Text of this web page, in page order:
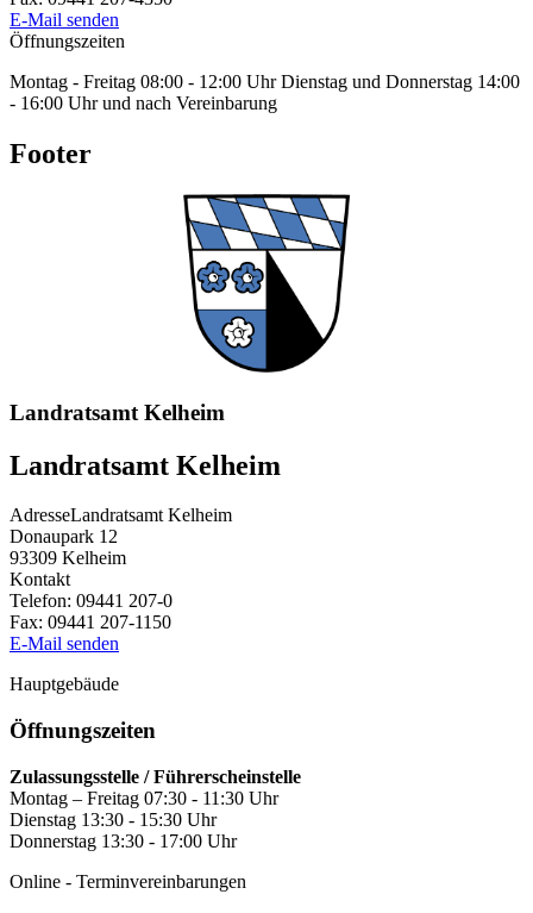
E-Mail senden
Öffnungszeiten
Montag - Freitag 08:00 - 12:00 Uhr Dienstag und Donnerstag 14:00
- 16:00 Uhr und nach Vereinbarung
Footer
Landratsamt Kelheim
Landratsamt Kelheim
AdresseLandratsamt Kelheim
Donaupark 12
93309 Kelheim
Kontakt
Telefon: 09441 207-0
Fax: 09441 207-1150
E-Mail senden
Hauptgebäude
Öffnungszeiten
Zulassungsstelle / Führerscheinstelle
Montag – Freitag 07:30 - 11:30 Uhr
Dienstag 13:30 - 15:30 Uhr
Donnerstag 13:30 - 17:00 Uhr
Online - Terminvereinbarungen